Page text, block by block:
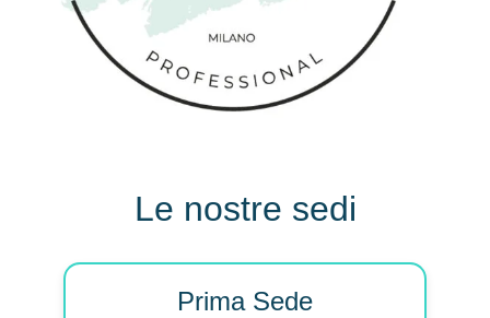
Le nostre sedi
Prima Sede